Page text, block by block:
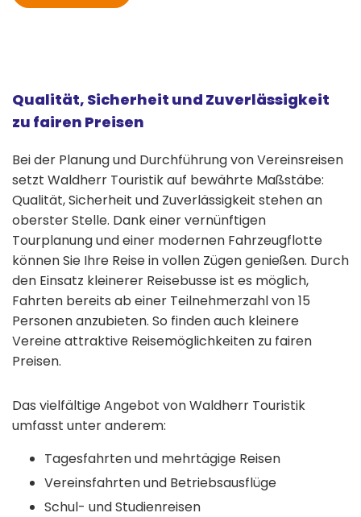
Qualität, Sicherheit und Zuverlässigkeit
zu fairen Preisen
Bei der Planung und Durchführung von Vereinsreisen
setzt Waldherr Touristik auf bewährte Maßstäbe:
Qualität, Sicherheit und Zuverlässigkeit stehen an
oberster Stelle. Dank einer vernünftigen
Tourplanung und einer modernen Fahrzeugflotte
können Sie Ihre Reise in vollen Zügen genießen. Durch
den Einsatz kleinerer Reisebusse ist es möglich,
Fahrten bereits ab einer Teilnehmerzahl von 15
Personen anzubieten. So finden auch kleinere
Vereine attraktive Reisemöglichkeiten zu fairen
Preisen.
Das vielfältige Angebot von Waldherr Touristik
umfasst unter anderem:
Tagesfahrten und mehrtägige Reisen
Vereinsfahrten und Betriebsausflüge
Schul- und Studienreisen